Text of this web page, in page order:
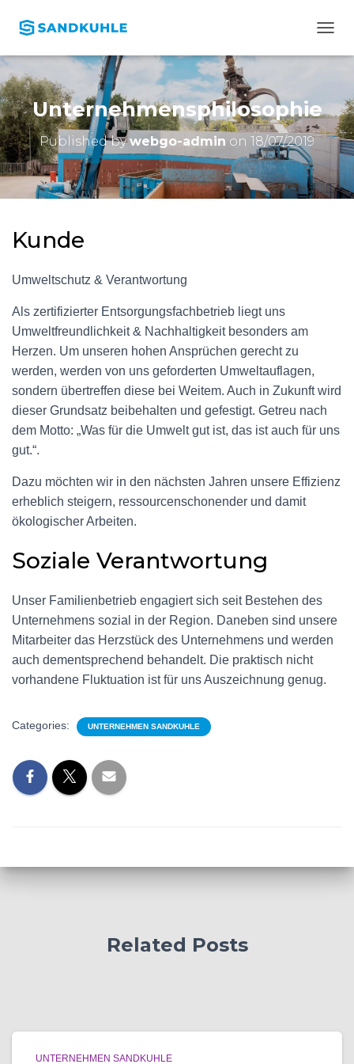
O
E
N
G
Unternehmensphilosophie
Published bywebgo-admin on 18/07/2019
Kunde
Umweltschutz & Verantwortung
Als zertifizierter Entsorgungsfachbetrieb liegt uns
Umweltfreundlichkeit & Nachhaltigkeit besonders am
Herzen. Um unseren hohen Ansprüchen gerecht zu
werden, werden von uns geforderten Umweltauflagen,
sondern übertreffen diese bei Weitem. Auch in Zukunft wird
dieser Grundsatz beibehalten und gefestigt. Getreu nach
dem Motto: „Was für die Umwelt gut ist, das ist auch für uns
gut.“.
Dazu möchten wir in den nächsten Jahren unsere Effizienz
erheblich steigern, ressourcenschonender und damit
ökologischer Arbeiten.
Soziale Verantwortung
Unser Familienbetrieb engagiert sich seit Bestehen des
Unternehmens sozial in der Region. Daneben sind unsere
Mitarbeiter das Herzstück des Unternehmens und werden
auch dementsprechend behandelt. Die praktisch nicht
vorhandene Fluktuation ist für uns Auszeichnung genug.
Categories: UNTERNEHMEN SANDKUHLE
Related Posts
UNTERNEHMEN SANDKUHLE